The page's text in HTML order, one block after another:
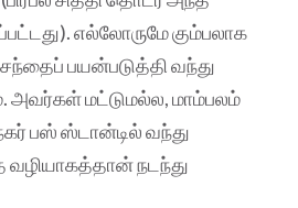
எல்லோருமே கும்பலாக
பயன்படுத்தி வந்து
மட்டுமல்ல, மாம்பலம்
பஸ் ஸ்டான்டில் வந்து
நடந்து